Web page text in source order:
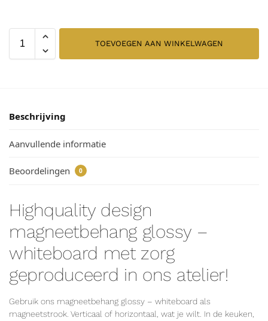
TOEVOEGEN AAN WINKELWAGEN
Beschrijving
Aanvullende informatie
Beoordelingen 0
Highquality design
magneetbehang glossy –
whiteboard met zorg
geproduceerd in ons atelier!
Gebruik ons magneetbehang glossy – whiteboard als
magneetstrook. Verticaal of horizontaal, wat je wilt. In de keuken,